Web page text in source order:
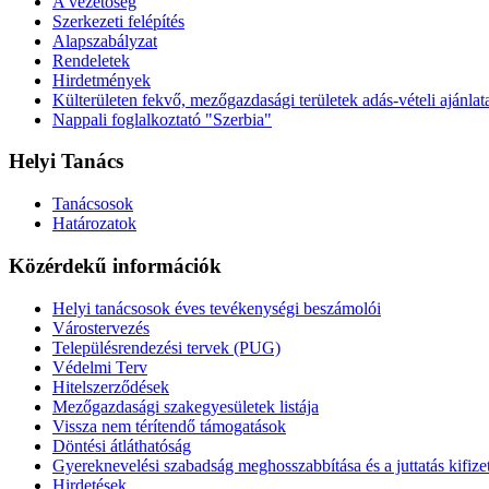
Szerkezeti felépítés
Alapszabályzat
Rendeletek
Hirdetmények
Külterületen fekvő, mezőgazdasági területek adás-vételi
Nappali foglalkoztató "Szerbia"
Helyi Tanács
Tanácsosok
Határozatok
Közérdekű információk
Helyi tanácsosok éves tevékenységi beszámolói
Várostervezés
Településrendezési tervek (PUG)
Védelmi Terv
Hitelszerződések
Mezőgazdasági szakegyesületek listája
Vissza nem térítendő támogatások
Döntési átláthatóság
Gyereknevelési szabadság meghosszabbítása és a juttatás
Hirdetések